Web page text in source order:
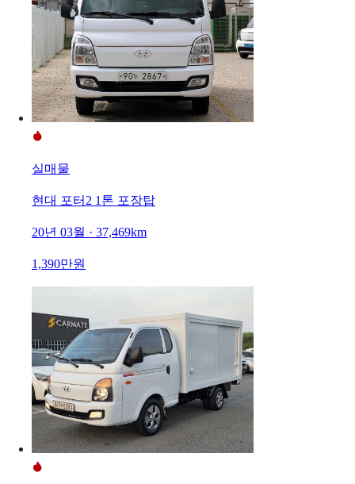
실매물
현대 포터2 1톤 포장탑
20년 03월 · 37,469km
1,390만원